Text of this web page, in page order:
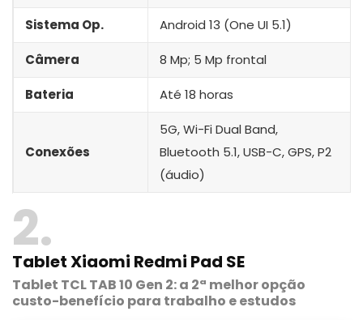
Sistema Op. Android 13 (One UI 5.1)
Câmera 8 Mp; 5 Mp frontal
Bateria Até 18 horas
Conexões
5G, Wi-Fi Dual Band,
Bluetooth 5.1, USB-C, GPS, P2
(áudio)
2
Tablet Xiaomi Redmi Pad SE
Tablet TCL TAB 10 Gen 2: a 2ª melhor opção
custo-benefício para trabalho e estudos